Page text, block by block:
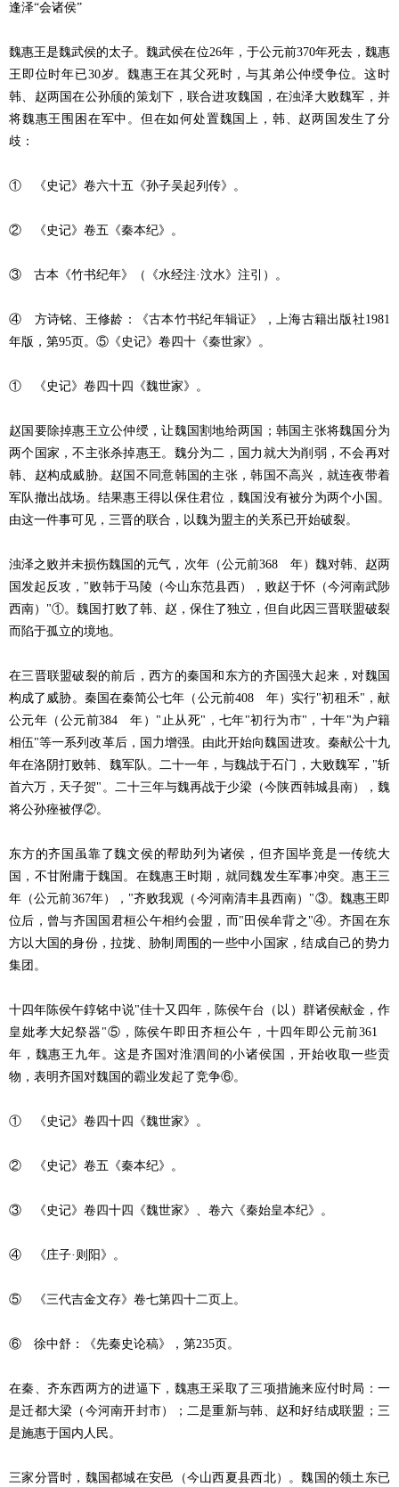
逢泽“会诸侯”
魏惠王是魏武侯的太子。魏武侯在位26年，于公元前370年死去，魏惠
王即位时年已30岁。魏惠王在其父死时，与其弟公仲绶争位。这时
韩、赵两国在公孙颀的策划下，联合进攻魏国，在浊泽大败魏军，并
将魏惠王围困在军中。但在如何处置魏国上，韩、赵两国发生了分
歧：
① 《史记》卷六十五《孙子吴起列传》。
② 《史记》卷五《秦本纪》。
③ 古本《竹书纪年》（《水经注·汶水》注引）。
④ 方诗铭、王修龄：《古本竹书纪年辑证》，上海古籍出版社1981
年版，第95页。⑤《史记》卷四十《秦世家》。
① 《史记》卷四十四《魏世家》。
赵国要除掉惠王立公仲绶，让魏国割地给两国；韩国主张将魏国分为
两个国家，不主张杀掉惠王。魏分为二，国力就大为削弱，不会再对
韩、赵构成威胁。赵国不同意韩国的主张，韩国不高兴，就连夜带着
军队撤出战场。结果惠王得以保住君位，魏国没有被分为两个小国。
由这一件事可见，三晋的联合，以魏为盟主的关系已开始破裂。
浊泽之败并未损伤魏国的元气，次年（公元前368 年）魏对韩、赵两
国发起反攻，"败韩于马陵（今山东范县西），败赵于怀（今河南武陟
西南）"①。魏国打败了韩、赵，保住了独立，但自此因三晋联盟破裂
而陷于孤立的境地。
在三晋联盟破裂的前后，西方的秦国和东方的齐国强大起来，对魏国
构成了威胁。秦国在秦简公七年（公元前408 年）实行"初租禾"，献
公元年（公元前384 年）"止从死"，七年"初行为市"，十年"为户籍
相伍"等一系列改革后，国力增强。由此开始向魏国进攻。秦献公十九
年在洛阴打败韩、魏军队。二十一年，与魏战于石门，大败魏军，"斩
首六万，天子贺"。二十三年与魏再战于少梁（今陕西韩城县南），魏
将公孙痤被俘②。
东方的齐国虽靠了魏文侯的帮助列为诸侯，但齐国毕竟是一传统大
国，不甘附庸于魏国。在魏惠王时期，就同魏发生军事冲突。惠王三
年（公元前367年），"齐败我观（今河南清丰县西南）"③。魏惠王即
位后，曾与齐国国君桓公午相约会盟，而"田侯牟背之"④。齐国在东
方以大国的身份，拉拢、胁制周围的一些中小国家，结成自己的势力
集团。
十四年陈侯午錞铭中说"佳十又四年，陈侯午台（以）群诸侯献金，作
皇妣孝大妃祭器"⑤，陈侯午即田齐桓公午，十四年即公元前361
年，魏惠王九年。这是齐国对淮泗间的小诸侯国，开始收取一些贡
物，表明齐国对魏国的霸业发起了竞争⑥。
① 《史记》卷四十四《魏世家》。
② 《史记》卷五《秦本纪》。
③ 《史记》卷四十四《魏世家》、卷六《秦始皇本纪》。
④ 《庄子·则阳》。
⑤ 《三代吉金文存》卷七第四十二页上。
⑥ 徐中舒：《先秦史论稿》，第235页。
在秦、齐东西两方的进逼下，魏惠王采取了三项措施来应付时局：一
是迁都大梁（今河南开封市）；二是重新与韩、赵和好结成联盟；三
是施惠于国内人民。
三家分晋时，魏国都城在安邑（今山西夏县西北）。魏国的领土东已